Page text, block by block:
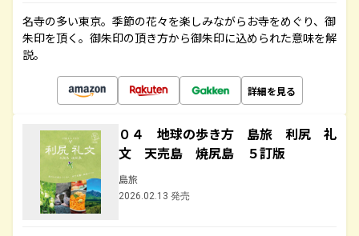
名寺の多い東京。季節の花々を楽しみながらお寺をめぐり、御
朱印を頂く。御朱印の頂き方から御朱印に込められた意味を解
説。
詳細を見る
０４ 地球の歩き方 島旅 利尻 礼
文 天売島 焼尻島 ５訂版
島旅
2026.02.13 発売